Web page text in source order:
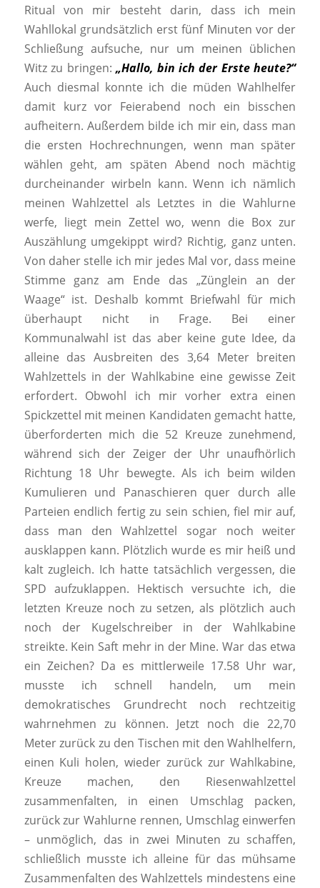
Ritual von mir besteht darin, dass ich mein
Wahllokal grundsätzlich erst fünf Minuten vor der
Schließung aufsuche, nur um meinen üblichen
Witz zu bringen:„Hallo, bin ich der Erste heute?“
Auch diesmal konnte ich die müden Wahlhelfer
damit kurz vor Feierabend noch ein bisschen
aufheitern. Außerdem bilde ich mir ein, dass man
die ersten Hochrechnungen, wenn man später
wählen geht, am späten Abend noch mächtig
durcheinander wirbeln kann. Wenn ich nämlich
meinen Wahlzettel als Letztes in die Wahlurne
werfe, liegt mein Zettel wo, wenn die Box zur
Auszählung umgekippt wird? Richtig, ganz unten.
Von daher stelle ich mir jedes Mal vor, dass meine
Stimme ganz am Ende das „Zünglein an der
Waage“ ist. Deshalb kommt Briefwahl für mich
überhaupt nicht in Frage. Bei einer
Kommunalwahl ist das aber keine gute Idee, da
alleine das Ausbreiten des 3,64 Meter breiten
Wahlzettels in der Wahlkabine eine gewisse Zeit
erfordert. Obwohl ich mir vorher extra einen
Spickzettel mit meinen Kandidaten gemacht hatte,
überforderten mich die 52 Kreuze zunehmend,
während sich der Zeiger der Uhr unaufhörlich
Richtung 18 Uhr bewegte. Als ich beim wilden
Kumulieren und Panaschieren quer durch alle
Parteien endlich fertig zu sein schien, fiel mir auf,
dass man den Wahlzettel sogar noch weiter
ausklappen kann. Plötzlich wurde es mir heiß und
kalt zugleich. Ich hatte tatsächlich vergessen, die
SPD aufzuklappen. Hektisch versuchte ich, die
letzten Kreuze noch zu setzen, als plötzlich auch
noch der Kugelschreiber in der Wahlkabine
streikte. Kein Saft mehr in der Mine. War das etwa
ein Zeichen? Da es mittlerweile 17.58 Uhr war,
musste ich schnell handeln, um mein
demokratisches Grundrecht noch rechtzeitig
wahrnehmen zu können. Jetzt noch die 22,70
Meter zurück zu den Tischen mit den Wahlhelfern,
einen Kuli holen, wieder zurück zur Wahlkabine,
Kreuze machen, den Riesenwahlzettel
zusammenfalten, in einen Umschlag packen,
zurück zur Wahlurne rennen, Umschlag einwerfen
– unmöglich, das in zwei Minuten zu schaffen,
schließlich musste ich alleine für das mühsame
Zusammenfalten des Wahlzettels mindestens eine